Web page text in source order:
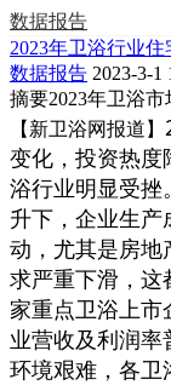
数据报告
2023年卫浴行业
数据报告 2023-3-1
摘要2023年卫浴市
【新卫浴网报道】
变化，投资热度
浴行业明显受挫
升下，企业生
动，尤其是房地
求严重下滑，这
家重点卫浴上
业营收及利润
环境艰难，各卫